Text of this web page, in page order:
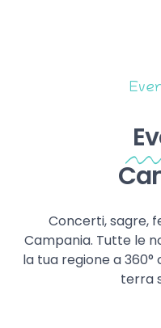
Concerti, sagre,
Campania. Tutte le
la tua regione a 360°
terra